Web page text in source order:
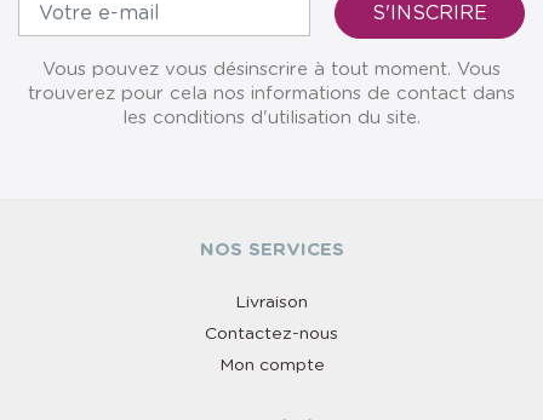
Vous pouvez vous désinscrire à tout moment. Vous
trouverez pour cela nos informations de contact dans
les conditions d'utilisation du site.
NOS SERVICES
Livraison
Contactez-nous
Mon compte